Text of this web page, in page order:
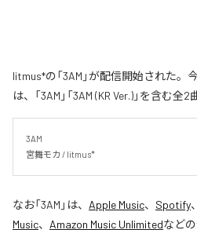
litmus*の「3AM」が配信開始された
は、「3AM」「3AM (KR Ver.)」を含む全
3AM
宮舞モカ / litmus*
なお「3AM 」は、 Apple Music、 Spotify、
Music、 Amazon Music Unlimitedなど